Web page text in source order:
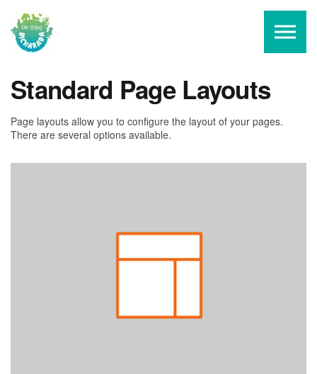
Standard Page Layouts
Page layouts allow you to configure the layout of your pages.
There are several options available.